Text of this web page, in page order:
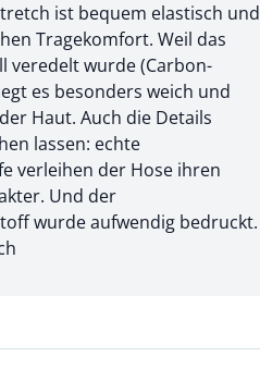
ist bequem elastisch und
Tragekomfort. Weil das
veredelt wurde (Carbon-
es besonders weich und
Haut. Auch die Details
lassen: echte
verleihen der Hose ihren
Und der
wurde aufwendig bedruckt.